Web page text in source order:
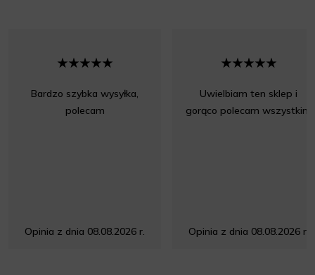
Bardzo szybka wysyłka,
polecam
Opinia z dnia 08.08.2026 r.
Uwielbiam ten sklep i
gorąco polecam wszystkim
Opinia z dnia 08.08.2026 r.